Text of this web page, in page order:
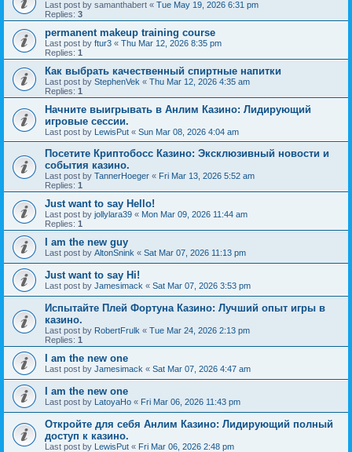
Last post by samanthabert « Tue May 19, 2026 6:31 pm
Replies: 3
permanent makeup training course
Last post by ftur3 « Thu Mar 12, 2026 8:35 pm
Replies: 1
Как выбрать качественный спиртные напитки
Last post by StephenVek « Thu Mar 12, 2026 4:35 am
Replies: 1
Начните выигрывать в Анлим Казино: Лидирующий
игровые сессии.
Last post by LewisPut « Sun Mar 08, 2026 4:04 am
Посетите Криптобосс Казино: Эксклюзивный новости и
события казино.
Last post by TannerHoeger « Fri Mar 13, 2026 5:52 am
Replies: 1
Just want to say Hello!
Last post by jollylara39 « Mon Mar 09, 2026 11:44 am
Replies: 1
I am the new guy
Last post by AltonSnink « Sat Mar 07, 2026 11:13 pm
Just want to say Hi!
Last post by Jamesimack « Sat Mar 07, 2026 3:53 pm
Испытайте Плей Фортуна Казино: Лучший опыт игры в
казино.
Last post by RobertFrulk « Tue Mar 24, 2026 2:13 pm
Replies: 1
I am the new one
Last post by Jamesimack « Sat Mar 07, 2026 4:47 am
I am the new one
Last post by LatoyaHo « Fri Mar 06, 2026 11:43 pm
Откройте для себя Анлим Казино: Лидирующий полный
доступ к казино.
Last post by LewisPut « Fri Mar 06, 2026 2:48 pm